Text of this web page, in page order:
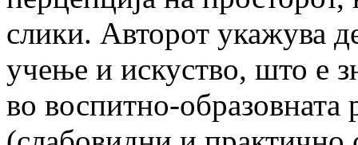
слики. Авторот укажува
учење и искуство, што е
во воспитно-образовната